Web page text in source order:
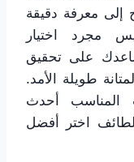
إلى معرفة دقيقة
مجرد اختيار
على تحقيق
طويلة الأمد.
المناسب أحدث
اختر أفضل